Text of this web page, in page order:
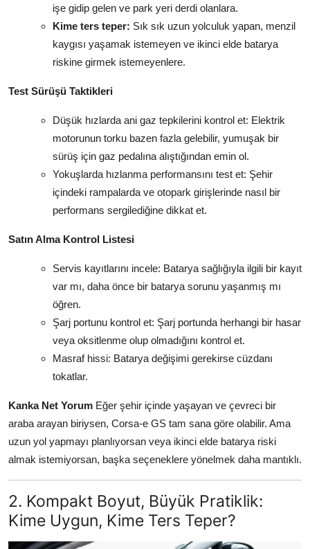
işe gidip gelen ve park yeri derdi olanlara.
Kime ters teper: Sık sık uzun yolculuk yapan, menzil
kaygısı yaşamak istemeyen ve ikinci elde batarya
riskine girmek istemeyenlere.
Test Sürüşü Taktikleri
Düşük hızlarda ani gaz tepkilerini kontrol et: Elektrik
motorunun torku bazen fazla gelebilir, yumuşak bir
sürüş için gaz pedalına alıştığından emin ol.
Yokuşlarda hızlanma performansını test et: Şehir
içindeki rampalarda ve otopark girişlerinde nasıl bir
performans sergilediğine dikkat et.
Satın Alma Kontrol Listesi
Servis kayıtlarını incele: Batarya sağlığıyla ilgili bir kayıt
var mı, daha önce bir batarya sorunu yaşanmış mı
öğren.
Şarj portunu kontrol et: Şarj portunda herhangi bir hasar
veya oksitlenme olup olmadığını kontrol et.
Masraf hissi: Batarya değişimi gerekirse cüzdanı
tokatlar.
Kanka Net Yorum Eğer şehir içinde yaşayan ve çevreci bir
araba arayan biriysen, Corsa-e GS tam sana göre olabilir. Ama
uzun yol yapmayı planlıyorsan veya ikinci elde batarya riski
almak istemiyorsan, başka seçeneklere yönelmek daha mantıklı.
2. Kompakt Boyut, Büyük Pratiklik:
Kime Uygun, Kime Ters Teper?